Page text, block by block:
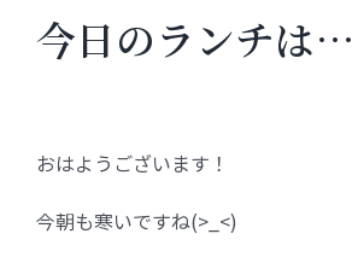
お知らせ
今日のランチは…
おはようございます！
今朝も寒いですね(>_<)